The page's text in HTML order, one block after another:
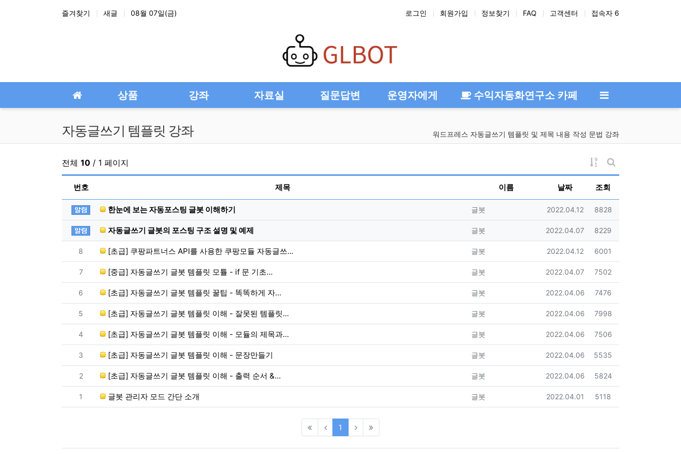
즐겨찾기 새글 08월 07일(금) 로그인 회원가입 정보찾기 FAQ 고객센터 접속자 6
상품 강좌 자료실 질문답변 운영자에게 수익자동화연구소 카페
자동글쓰기 템플릿 강좌 워드프레스 자동글쓰기 템플릿 및 제목 내용 작성 문법 강좌
전체 10 / 1 페이지
게시물 정렬
게시판 검색
번호
제목 이름 날짜 조회
공지사항한눈에 보는 자동포스팅 글봇 이해하기 등록자
글봇 등록일
2022.04.12 조회
8828
공지사항자동글쓰기 글봇의 포스팅 구조 설명 및 예제 등록자
글봇 등록일
2022.04.07 조회
8229
번호
8 [초급] 쿠팡파트너스 API를 사용한 쿠팡모듈 자동글쓰… 등록자
글봇 등록일
2022.04.12 조회
6001
번호
7 [중급] 자동글쓰기 글봇 템플릿 모튤 - if 문 기초… 등록자
글봇 등록일
2022.04.07 조회
7502
번호
6 [초급] 자동글쓰기 글봇 템플릿 꿀팁 - 똑똑하게 자… 등록자
글봇 등록일
2022.04.06 조회
7476
번호
5 [초급] 자동글쓰기 글봇 템플릿 이해 - 잘못된 템플릿… 등록자
글봇 등록일
2022.04.06 조회
7998
번호
4 [초급] 자동글쓰기 글봇 템플릿 이해 - 모듈의 제목과… 등록자
글봇 등록일
2022.04.06 조회
7506
번호
3 [초급] 자동글쓰기 글봇 템플릿 이해 - 문장만들기 등록자
글봇 등록일
2022.04.06 조회
5535
번호
2 [초급] 자동글쓰기 글봇 템플릿 이해 - 출력 순서 &… 등록자
글봇 등록일
2022.04.06 조회
5824
번호
1 글봇 관리자 모드 간단 소개 등록자
글봇 등록일
2022.04.01 조회
5118
1 (current)